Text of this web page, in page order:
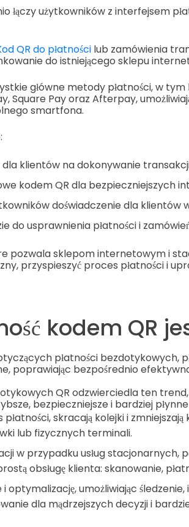
łączy użytkowników z interfejsem
QR do płatnościlub zamówienia
do istniejącego sklepu
główne metody płatności, w
Square Pay oraz Afterpay,
smartfona.
klientów na dokonywanie
kodem QR dla bezpieczniejszych
doświadczenie dla klientów
do usprawnienia płatności i
pozwala sklepom internetowym i
przyspieszyć proces płatności i
kodem QR
płatności bezdotykowych,
poprawiając bezpośrednio
QR odzwierciedla ten
bezpieczniejsze i bardziej
skracają kolejki i zmniejszają
lub fizycznych terminali.
w przypadku usług stacjonarnych,
obsługę klienta: skanowanie,
optymalizację, umożliwiając
dla mądrzejszych decyzji i